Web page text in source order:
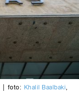
foto: Khalil Baalbaki